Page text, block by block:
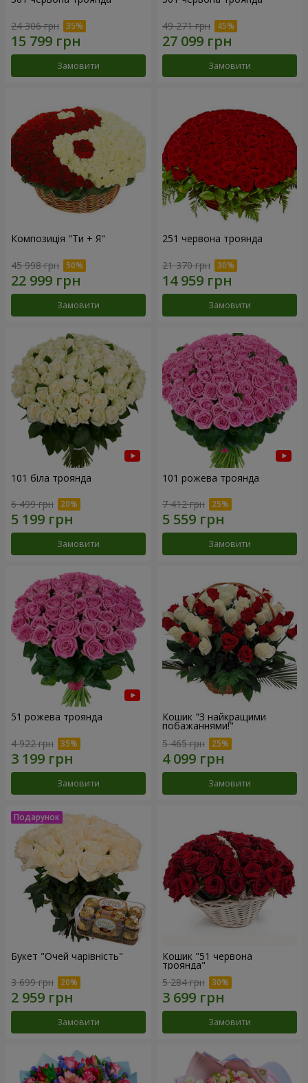
24 306 грн
Замовити
49 271 грн
Замовити
Композиція "Ти + Я"
45 998 грн
Замовити
251 червона троянда
21 370 грн
Замовити
101 біла троянда
6 499 грн
Замовити
101 рожева троянда
7 412 грн
Замовити
51 рожева троянда
4 922 грн
Замовити
Кошик "З найкращими
побажаннями!"
5 465 грн
Замовити
Букет "Очей чарівність"
3 699 грн
Замовити
Кошик "51 червона
троянда"
5 284 грн
Замовити